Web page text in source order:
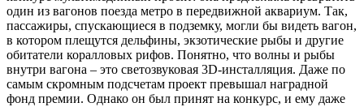
один из вагонов поезда метро в передвижной аквариум. Так,
пассажиры, спускающиеся в подземку, могли бы видеть вагон,
в котором плещутся дельфины, экзотические рыбы и другие
обитатели коралловых рифов. Понятно, что волны и рыбы
внутри вагона – это светозвуковая 3D-инсталляция. Даже по
самым скромным подсчетам проект превышал наградной
фонд премии. Однако он был принят на конкурс, и ему даже